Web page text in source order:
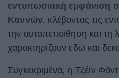
ΒΟΞ
εντυπωσιακή εμφάνιση
Καννών, κλέβοντας τις
την αυτοπεποίθηση και τη
χαρακτηρίζουν εδώ και
Συγκεκριμένα, η Τζέιν